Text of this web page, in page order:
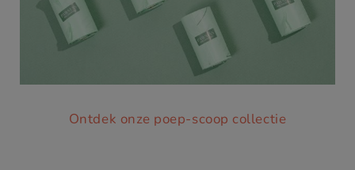
Ontdek onze poep-scoop collectie